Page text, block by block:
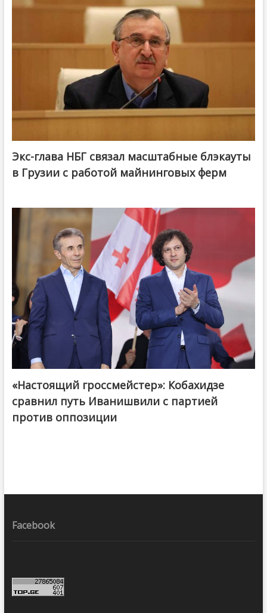
Экс-глава НБГ связал масштабные блэкауты
в Грузии с работой майнинговых ферм
@ქართული ოცნება / Georgian Dream
«Настоящий гроссмейстер»: Кобахидзе
сравнил путь Иванишвили с партией
против оппозиции
Facebook